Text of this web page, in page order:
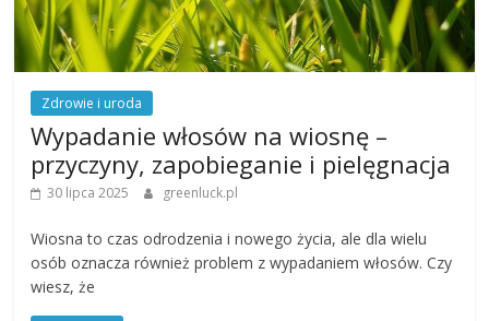
Zdrowie i uroda
Wypadanie włosów na wiosnę –
przyczyny, zapobieganie i pielęgnacja
30 lipca 2025 greenluck.pl
Wiosna to czas odrodzenia i nowego życia, ale dla wielu
osób oznacza również problem z wypadaniem włosów. Czy
wiesz, że